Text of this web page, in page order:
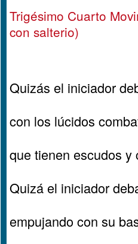
Trigésimo Cuarto
con salterio)
Quizás el iniciador
con los lúcidos
que tienen escudos y
Quizá el iniciador
empujando con su